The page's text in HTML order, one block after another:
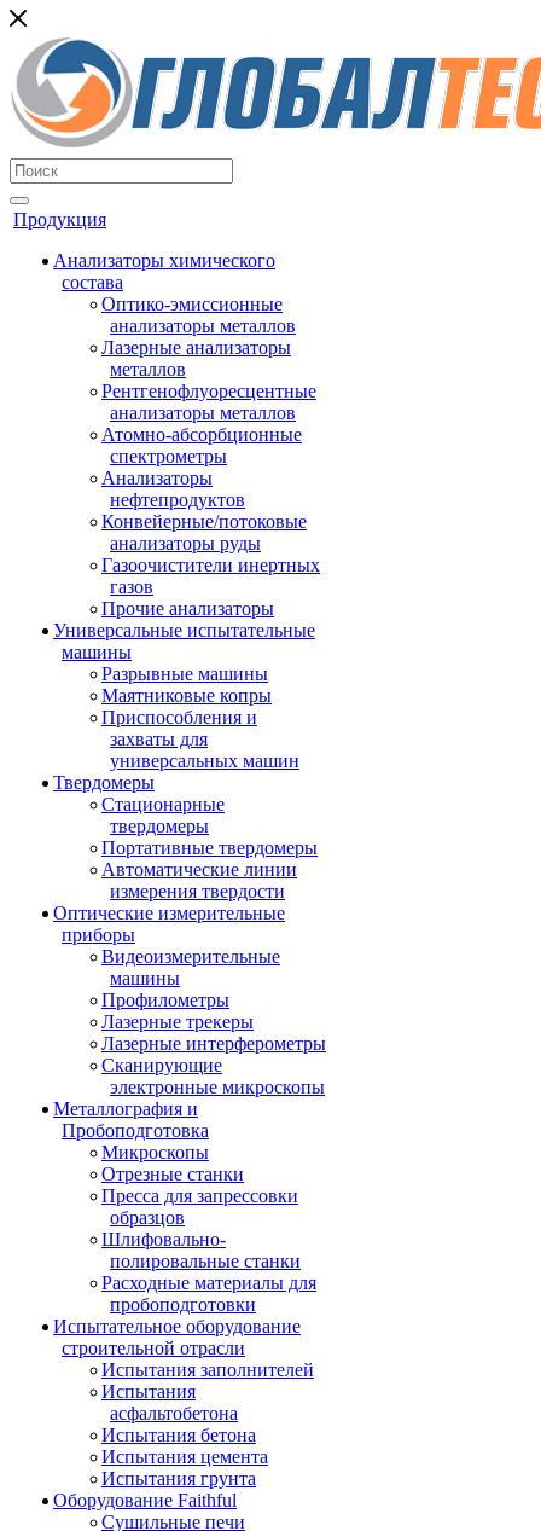
Продукция
Анализаторы химического
состава
Оптико-эмиссионные
анализаторы металлов
Лазерные анализаторы
металлов
Рентгенофлуоресцентные
анализаторы металлов
Атомно-абсорбционные
спектрометры
Анализаторы
нефтепродуктов
Конвейерные/потоковые
анализаторы руды
Газоочистители инертных
газов
Прочие анализаторы
Универсальные испытательные
машины
Разрывные машины
Маятниковые копры
Приспособления и
захваты для
универсальных машин
Твердомеры
Стационарные
твердомеры
Портативные твердомеры
Автоматические линии
измерения твердости
Оптические измерительные
приборы
Видеоизмерительные
машины
Профилометры
Лазерные трекеры
Лазерные интерферометры
Сканирующие
электронные микроскопы
Металлография и
Пробоподготовка
Микроскопы
Отрезные станки
Пресса для запрессовки
образцов
Шлифовально-
полировальные станки
Расходные материалы для
пробоподготовки
Испытательное оборудование
строительной отрасли
Испытания заполнителей
Испытания
асфальтобетона
Испытания бетона
Испытания цемента
Испытания грунта
Оборудование Faithful
Сушильные печи